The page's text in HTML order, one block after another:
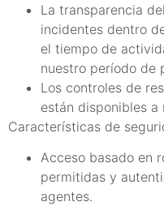
La transparencia
incidentes dentro
el tiempo de
nuestro período de
Los controles de
están disponibles
Características de
Acceso basado en
permitidas y
agentes.